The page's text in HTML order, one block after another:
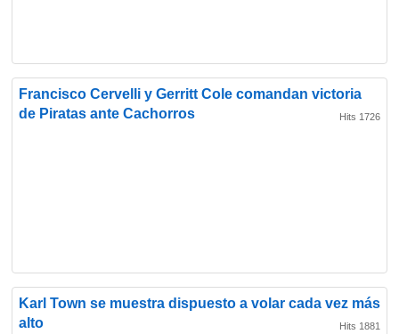
Francisco Cervelli y Gerritt Cole comandan victoria
de Piratas ante Cachorros
Hits 1726
Karl Town se muestra dispuesto a volar cada vez más
alto
Hits 1881